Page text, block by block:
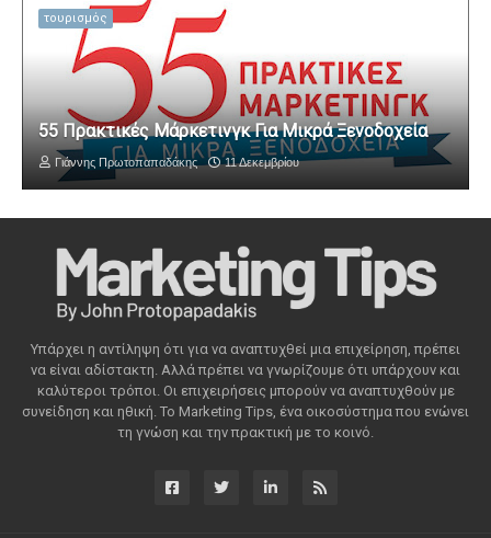
τουρισμός
55 Πρακτικές Μάρκετινγκ Για Μικρά Ξενοδοχεία
Γιάννης Πρωτοπαπαδάκης 11 Δεκεμβρίου
Υπάρχει η αντίληψη ότι για να αναπτυχθεί μια επιχείρηση, πρέπει
να είναι αδίστακτη. Αλλά πρέπει να γνωρίζουμε ότι υπάρχουν και
καλύτεροι τρόποι. Οι επιχειρήσεις μπορούν να αναπτυχθούν με
συνείδηση ​​και ηθική. Το Marketing Tips, ένα οικοσύστημα που ενώνει
τη γνώση και την πρακτική με το κοινό.